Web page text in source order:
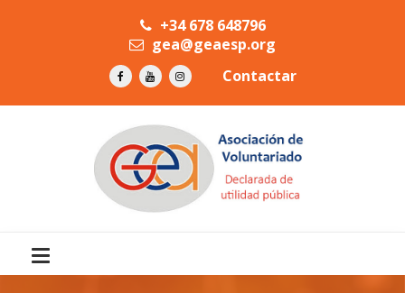
+34 678 648796
gea@geaesp.org
Contactar